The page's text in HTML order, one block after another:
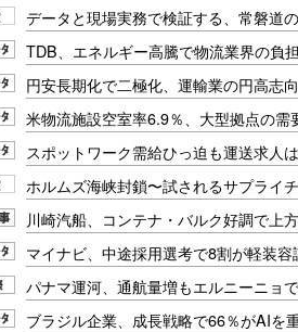
データと現場実務で検証する、常磐道
TDB、エネルギー高騰で物流業界の負
円安長期化で二極化、運輸業の円高志
米物流施設空室率6.9％、大型拠点の需
スポットワーク需給ひっ迫も運送求人
ホルムズ海峡封鎖〜試されるサプライ
川崎汽船、コンテナ・バルク好調で上
マイナビ、中途採用選考で8割が軽装容
パナマ運河、通航量増もエルニーニョ
ブラジル企業、成長戦略で66％がAIを